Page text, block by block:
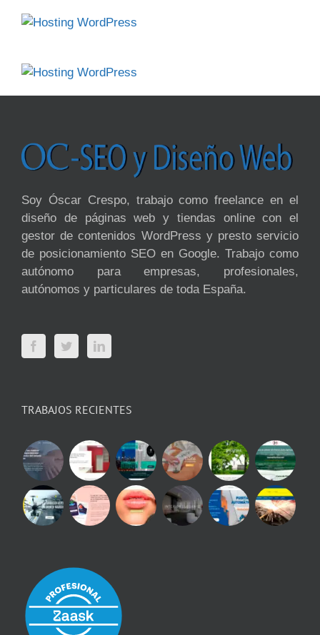
Soy Óscar Crespo, trabajo como freelance en el
diseño de páginas web y tiendas online con el
gestor de contenidos WordPress y presto servicio
de posicionamiento SEO en Google. Trabajo como
autónomo para empresas, profesionales,
autónomos y particulares de toda España.
TRABAJOS RECIENTES